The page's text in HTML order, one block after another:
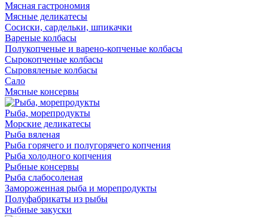
Мясная гастрономия
Мясные деликатесы
Сосиски, сардельки, шпикачки
Вареные колбасы
Полукопченые и варено-копченые колбасы
Сырокопченые колбасы
Сыровяленые колбасы
Сало
Мясные консервы
Рыба, морепродукты
Морские деликатесы
Рыба вяленая
Рыба горячего и полугорячего копчения
Рыба холодного копчения
Рыбные консервы
Рыба слабосоленая
Замороженная рыба и морепродукты
Полуфабрикаты из рыбы
Рыбные закуски